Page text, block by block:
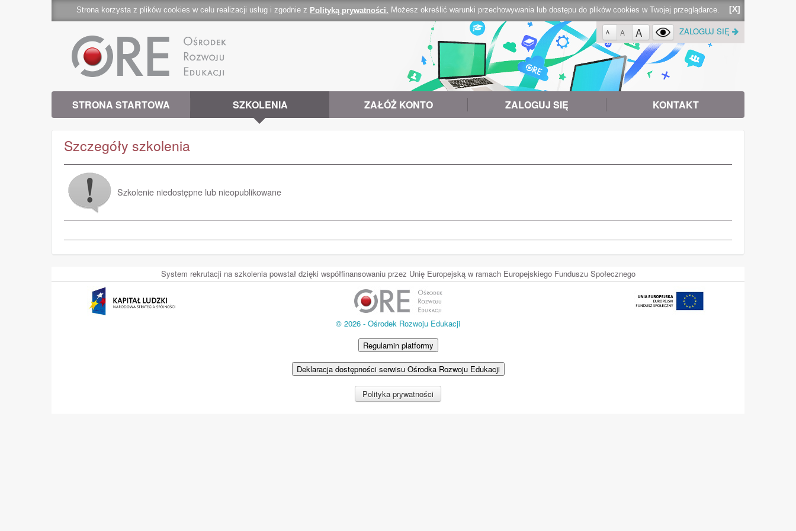
Strona korzysta z plików cookies w celu realizacji usług i zgodnie z Polityką prywatności. Możesz określić warunki przechowywania lub dostępu do plików cookies w Twojej przeglądarce. [X]
STRONA STARTOWA SZKOLENIA ZAŁÓŻ KONTO ZALOGUJ SIĘ KONTAKT
A A A ZALOGUJ SIĘ
Szczegóły szkolenia
Szkolenie niedostępne lub nieopublikowane
System rekrutacji na szkolenia powstał dzięki współfinansowaniu przez Unię Europejską w ramach Europejskiego Funduszu Społecznego
© 2026 - Ośrodek Rozwoju Edukacji
Regulamin platformy
Deklaracja dostępności serwisu Ośrodka Rozwoju Edukacji
Polityka prywatności